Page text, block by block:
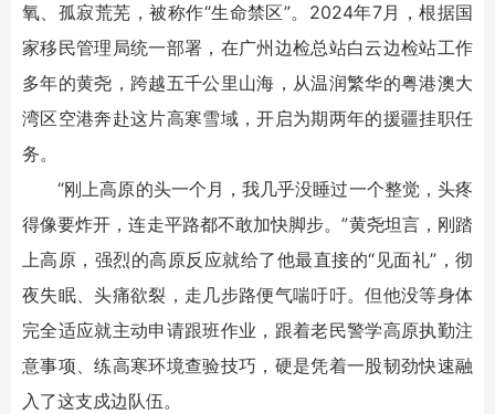
氧、孤寂荒芜，被称作“生命禁区”。2024年7月，根据国
家移民管理局统一部署，在广州边检总站白云边检站工作
多年的黄尧，跨越五千公里山海，从温润繁华的粤港澳大
湾区空港奔赴这片高寒雪域，开启为期两年的援疆挂职任
务。
“刚上高原的头一个月，我几乎没睡过一个整觉，头疼
得像要炸开，连走平路都不敢加快脚步。”黄尧坦言，刚踏
上高原，强烈的高原反应就给了他最直接的“见面礼”，彻
夜失眠、头痛欲裂，走几步路便气喘吁吁。但他没等身体
完全适应就主动申请跟班作业，跟着老民警学高原执勤注
意事项、练高寒环境查验技巧，硬是凭着一股韧劲快速融
入了这支戍边队伍。